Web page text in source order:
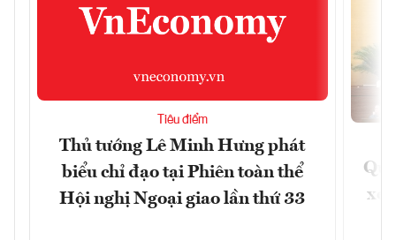
Tiêu điểm
Thủ tướng Lê Minh Hưng phát
biểu chỉ đạo tại Phiên toàn thể
Hội nghị Ngoại giao lần thứ 33